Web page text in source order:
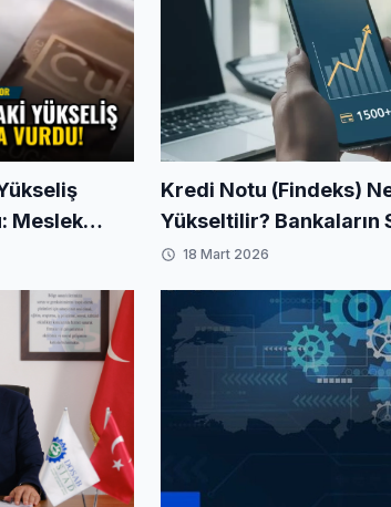
Meslek
Kredi Notu (Findeks)
Yükseltilir? Bankaların
Sakladığı Puanlama
18 Mart 2026